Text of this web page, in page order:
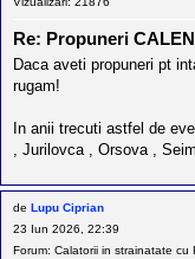
r
i
l
o
d
e
l
o
t
e
Re: Propuneri
Daca aveti propuneri pt
rugam!
In anii trecuti astfel de
, Jurilovca , Orsova ,
de Lupu Ciprian
23 Iun 2026, 22:39
Forum: Calatorii in strainatate cu